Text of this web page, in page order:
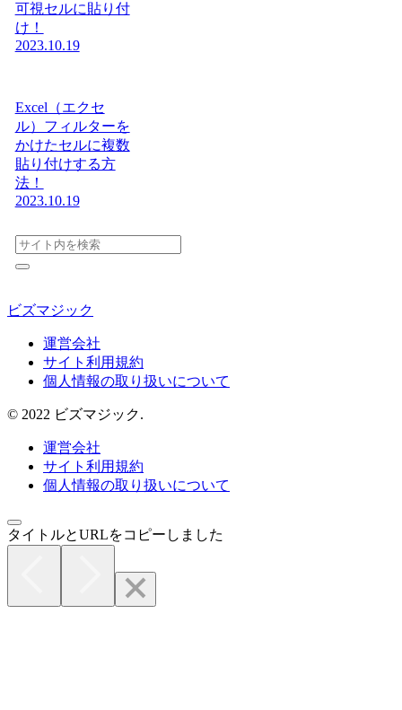
可視セルに貼り付
け！
2023.10.19
Excel（エクセ
ル）フィルターを
かけたセルに複数
貼り付けする方
法！
2023.10.19
ビズマジック
運営会社
サイト利用規約
個人情報の取り扱いについて
© 2022 ビズマジック.
運営会社
サイト利用規約
個人情報の取り扱いについて
タイトルとURLをコピーしました